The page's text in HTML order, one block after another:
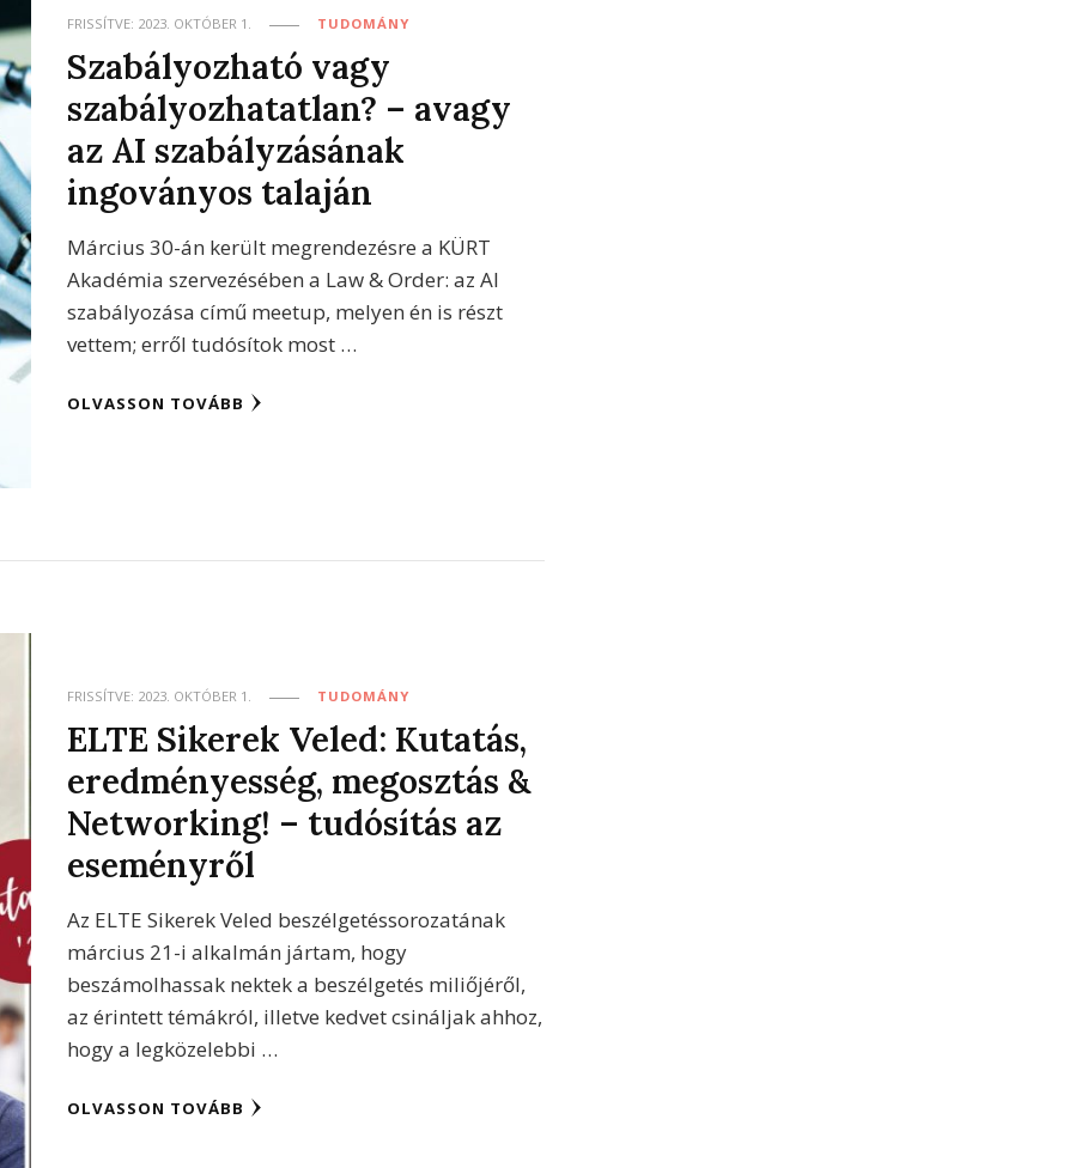
FRISSÍTVE: 2023. OKTÓBER 1. TUDOMÁNY
Szabályozható vagy
szabályozhatatlan? – avagy
az AI szabályzásának
ingoványos talaján
Március 30-án került megrendezésre a KÜRT
Akadémia szervezésében a Law & Order: az AI
szabályozása című meetup, melyen én is részt
vettem; erről tudósítok most …
OLVASSON TOVÁBB
FRISSÍTVE: 2023. OKTÓBER 1. TUDOMÁNY
ELTE Sikerek Veled: Kutatás,
eredményesség, megosztás &
Networking! – tudósítás az
eseményről
Az ELTE Sikerek Veled beszélgetéssorozatának
március 21-i alkalmán jártam, hogy
beszámolhassak nektek a beszélgetés miliőjéről,
az érintett témákról, illetve kedvet csináljak ahhoz,
hogy a legközelebbi …
OLVASSON TOVÁBB